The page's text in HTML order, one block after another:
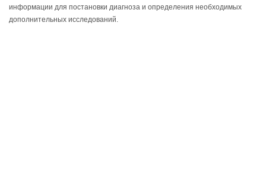
информации для постановки диагноза и определения необходимых
дополнительных исследований.